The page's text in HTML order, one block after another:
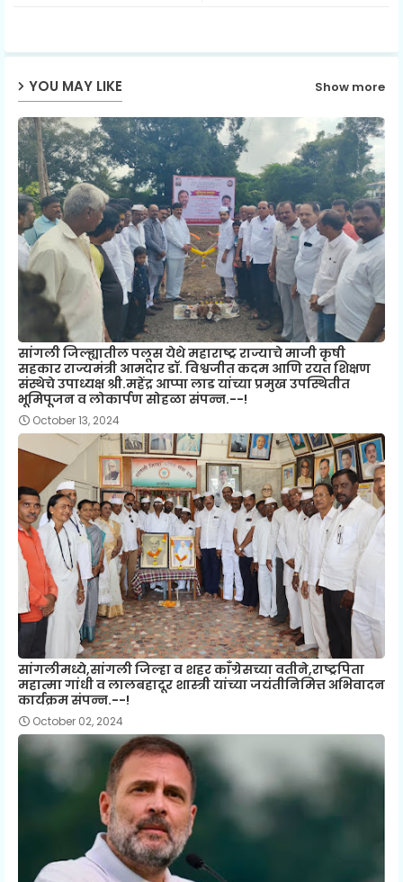
ap
YOU MAY LIKE Show more
सांगली जिल्ह्यातील पलूस येथे महाराष्ट्र राज्याचे माजी कृषी
सहकार राज्यमंत्री आमदार डॉ. विश्वजीत कदम आणि रयत शिक्षण
संस्थेचे उपाध्यक्ष श्री.महेंद्र आप्पा लाड यांच्या प्रमुख उपस्थितीत
भूमिपूजन व लोकार्पण सोहळा संपन्न.--!
October 13, 2024
सांगलीमध्ये,सांगली जिल्हा व शहर काँग्रेसच्या वतीने,राष्ट्रपिता
महात्मा गांधी व लालबहादूर शास्त्री यांच्या जयंतीनिमित्त अभिवादन
कार्यक्रम संपन्न.--!
October 02, 2024